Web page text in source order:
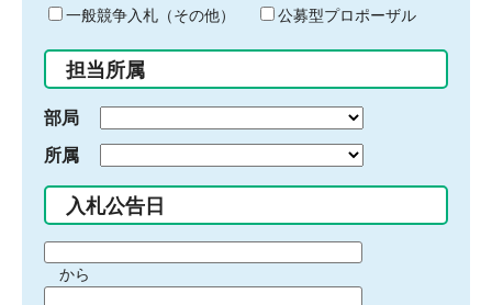
ド
入
力
一般競争入札（その他）
公募型プロポーザル
担当所属
部局
所属
入札公告日
間から